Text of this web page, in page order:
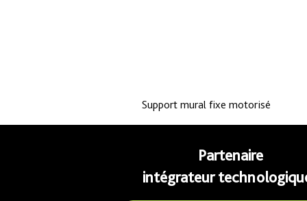
Support mural fixe motorisé
Partenaire
intégrateur